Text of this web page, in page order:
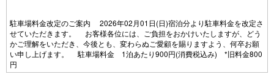
e
vi
o
駐車場料金改定のご案内 2026年02月01日(日)宿泊分より駐車料金を改定さ
せていただきます。 お客様各位には、ご負担をおかけいたしますが、どう
かご理解をいただき、今後とも、変わらぬご愛顧を賜りますよう、何卒お願
い申し上げます。 駐車場料金 1泊あたり900円(消費税込み) *旧料金800
円
e
xt